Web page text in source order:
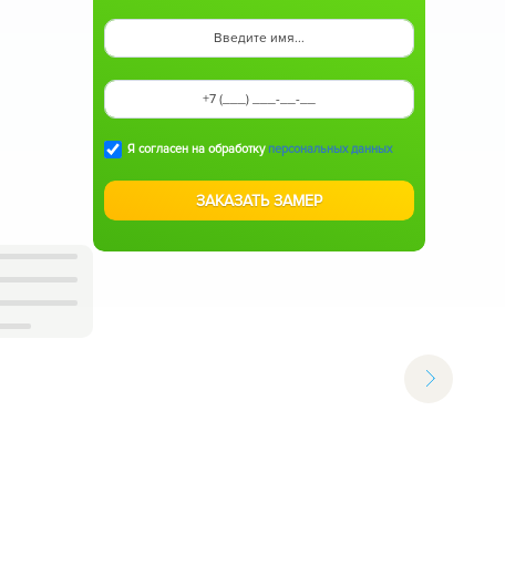
Я согласен на обработкуперсональных данных